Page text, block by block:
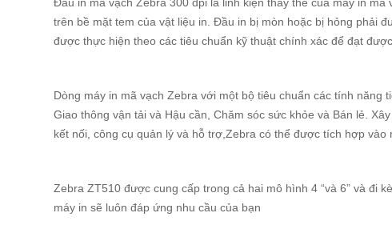
trên bề mặt tem của vật liệu in. Đầu in bị mòn hoặc bị hỏng phải
được thực hiện theo các tiêu chuẩn kỹ thuật chính xác để đạt
Dòng máy in mã vạch Zebra với một bộ tiêu chuẩn các tính năng
Giao thông vận tải và Hậu cần, Chăm sóc sức khỏe và Bán lẻ.
kết nối, công cụ quản lý và hỗ trợ,Zebra có thể được tích hợp vào
Zebra ZT510 được cung cấp trong cả hai mô hình 4 “và 6” và đi
máy in sẽ luôn đáp ứng nhu cầu của bạn